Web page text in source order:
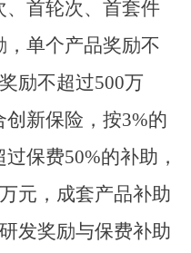
、首轮次、首套件
单个产品奖励不
励不超过500万
创新保险，按3%的
过保费50%的补助，
万元，成套产品补助
发奖励与保费补助